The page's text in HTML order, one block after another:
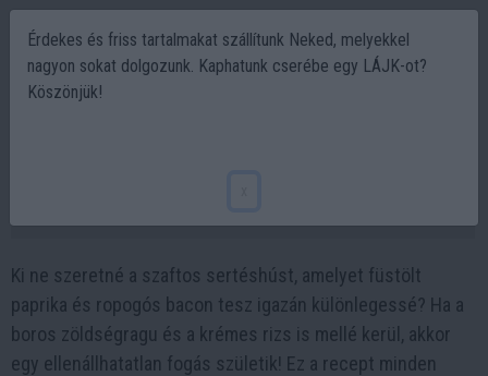
Ki ne szeretné a szaftos sertéshúst, amelyet füstölt
paprika és ropogós bacon tesz igazán különlegessé? Ha a
boros zöldségragu és a krémes rizs is mellé kerül, akkor
egy ellenállhatatlan fogás születik! Ez a recept minden
Érdekes és friss tartalmakat szállítunk Neked, melyekkel
nagyon sokat dolgozunk. Kaphatunk cserébe egy LÁJK-ot?
Köszönjük!